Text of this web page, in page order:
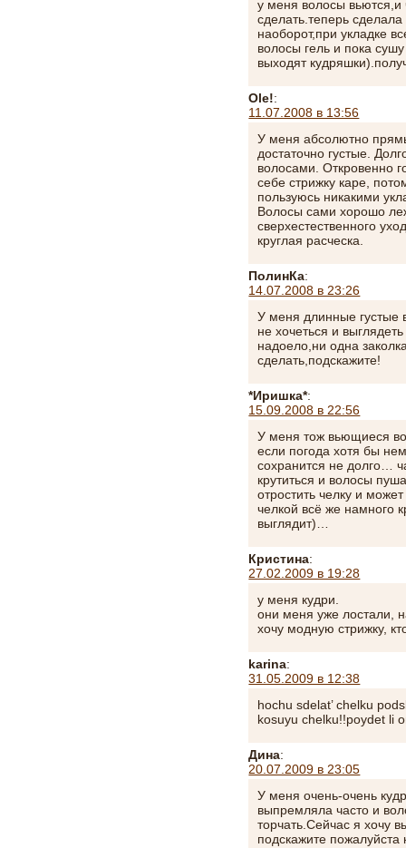
у меня волосы вьются,и
сделать.теперь
наоборот,при укладке
волосы гель и пока
выходят
Ole!:
11.07.2008 в 13:56
У меня абсолютно
достаточно густые.
волосами. Откровенно
себе стрижку каре,
пользуюсь никакими
Волосы сами хорошо
сверхестественного
круглая расческа.
ПолинКа:
14.07.2008 в 23:26
У меня длинные густые
не хочеться и
надоело,ни одна
сделать,подскажите!
*Иришка*:
15.09.2008 в 22:56
У меня тож вьющиеся
если погода хотя бы
сохранится не долго…
крутиться и волосы
отростить челку и
челкой всё же намного
выглядит)…
Кристина:
27.02.2009 в 19:28
у меня кудри.
они меня уже лостали,
хочу модную стрижку,
karina:
31.05.2009 в 12:38
hochu sdelat’ chelku
kosuyu chelku!!poydet li
Дина:
20.07.2009 в 23:05
У меня очень-очень
выпремляла часто и
торчать.Сейчас я хочу
подскажите пожалуйста